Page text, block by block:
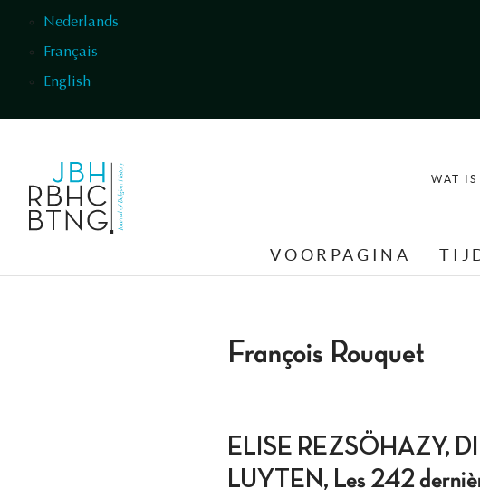
Nederlands
Français
English
WAT
VOORPAGINA
François Rouquet
ELISE REZSÖHAZY,
LUYTEN, Les 242